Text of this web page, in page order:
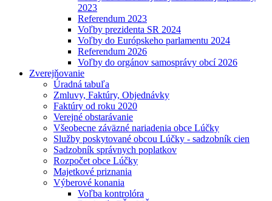
2023
Referendum 2023
Voľby prezidenta SR 2024
Voľby do Európskeho parlamentu 2024
Referendum 2026
Voľby do orgánov samosprávy obcí 2026
Zverejňovanie
Úradná tabuľa
Zmluvy, Faktúry, Objednávky
Faktúry od roku 2020
Verejné obstarávanie
Všeobecne záväzné nariadenia obce Lúčky
Služby poskytované obcou Lúčky - sadzobník cien
Sadzobník správnych poplatkov
Rozpočet obce Lúčky
Majetkové priznania
Výberové konania
Voľba kontrolóra